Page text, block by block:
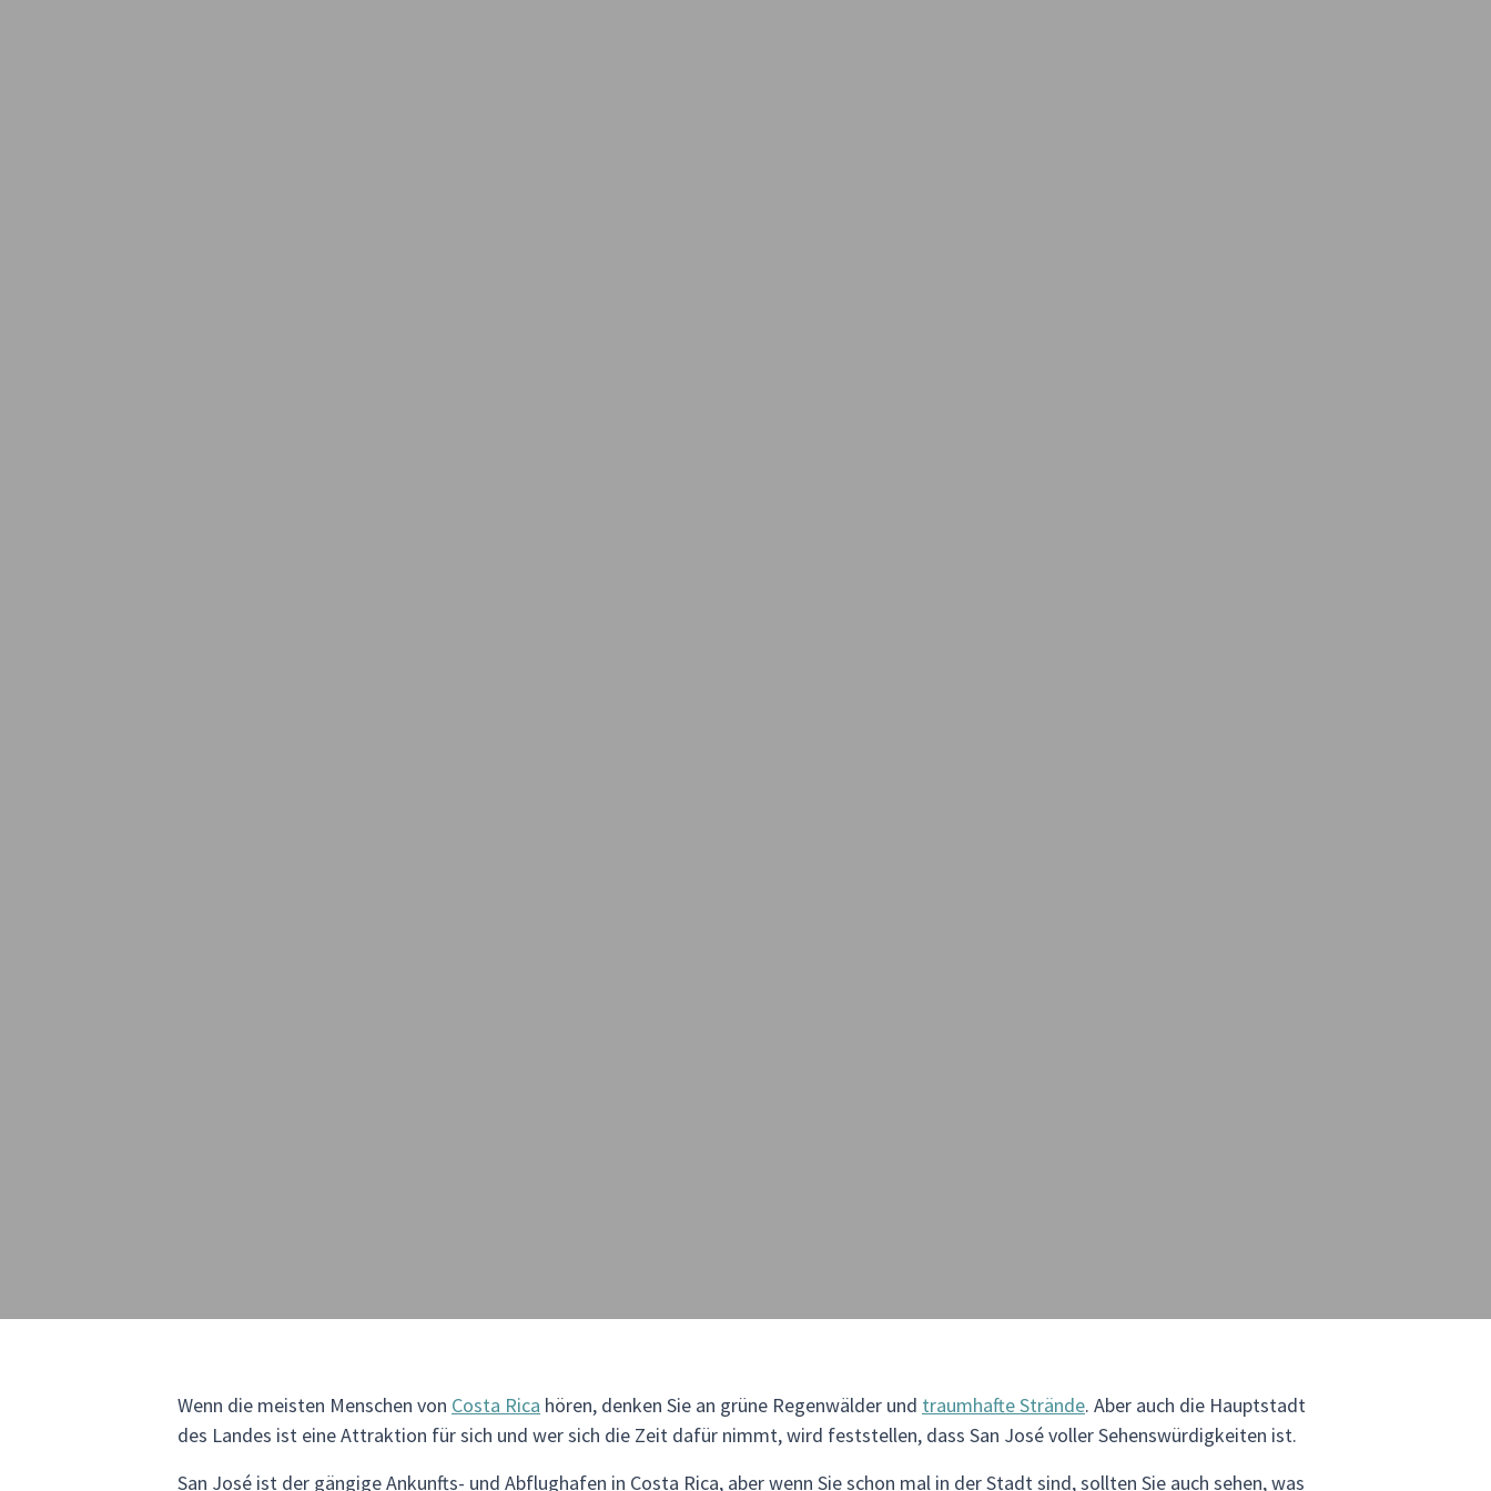
Wenn die meisten Menschen von Costa Rica hören, denken Sie an grüne Regenwälder und traumhafte Strände. Aber auch die Hauptstadt
des Landes ist eine Attraktion für sich und wer sich die Zeit dafür nimmt, wird feststellen, dass San José voller Sehenswürdigkeiten ist.
San José ist der gängige Ankunfts- und Abflughafen in Costa Rica, aber wenn Sie schon mal in der Stadt sind, sollten Sie auch sehen, was